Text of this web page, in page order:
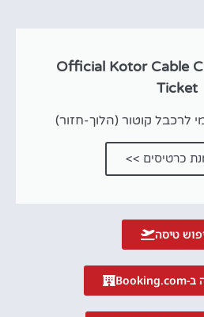
Official Kotor Cable
Ticket
לרכבל קוטור (הלוך-חזור)
כרטיסים >>
טיסה